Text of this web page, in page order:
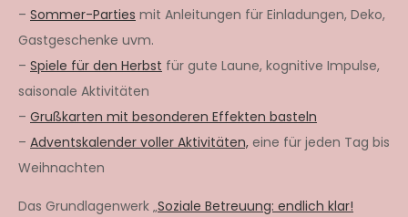
– Sommer-Parties mit Anleitungen für Einladungen, Deko,
Gastgeschenke uvm.
– Spiele für den Herbst für gute Laune, kognitive Impulse,
saisonale Aktivitäten
– Grußkarten mit besonderen Effekten basteln
– Adventskalender voller Aktivitäten, eine für jeden Tag bis
Weihnachten
Das Grundlagenwerk „Soziale Betreuung: endlich klar!